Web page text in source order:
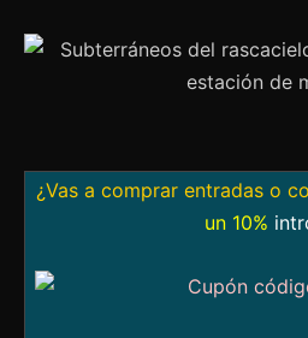
¿Vas a comprar entradas o
un 10%